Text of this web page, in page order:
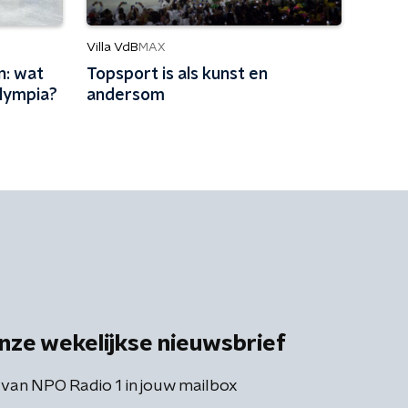
wat
Villa VdB MAX
Topsport is als kunst en
andersom
wekelijkse nieuwsbrief
NPO Radio 1 in jouw mailbox